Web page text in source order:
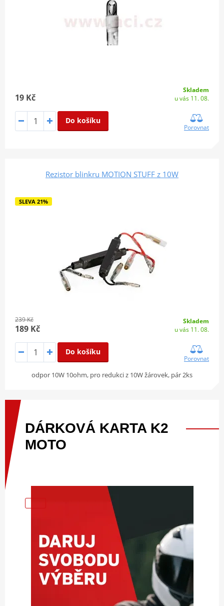
19 Kč
Skladem
u vás 11. 08.
Do košíku
Porovnat
Rezistor blinkru MOTION STUFF z 10W
SLEVA 21%
239 Kč
189 Kč
Skladem
u vás 11. 08.
Do košíku
Porovnat
odpor 10W 10ohm, pro redukci z 10W žárovek, pár 2ks
DÁRKOVÁ KARTA K2
MOTO